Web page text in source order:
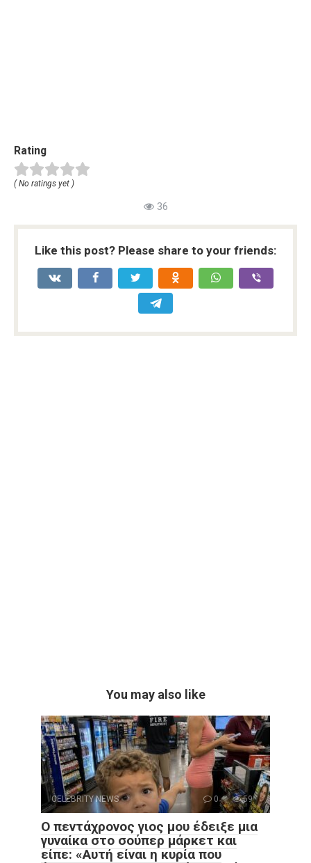
Rating
( No ratings yet )
36
Like this post? Please share to your friends:
You may also like
CELEBRITY NEWS 0 59
Ο πεντάχρονος γιος μου έδειξε μια
γυναίκα στο σούπερ μάρκετ και
είπε: «Αυτή είναι η κυρία που